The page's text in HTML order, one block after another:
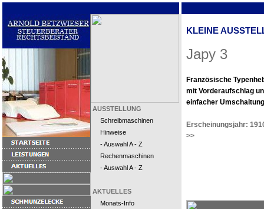
AUSSTELLUNG
Schreibmaschinen
Hinweise
- Auswahl A - Z
Rechenmaschinen
- Auswahl A - Z
AKTUELLES
Monats-Info
KLEINE
Japy 3
Französische
mit Vorderaufschlag
einfacher
Erscheinungsjahr:
>>